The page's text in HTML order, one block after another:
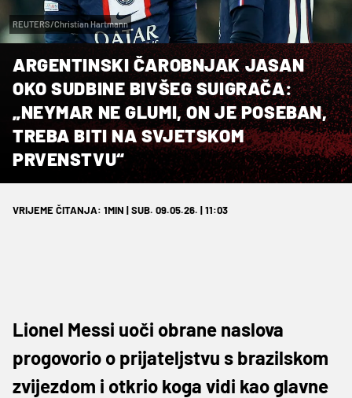
REUTERS/Christian Hartmann
ARGENTINSKI ČAROBNJAK JASAN
OKO SUDBINE BIVŠEG SUIGRAČA:
„NEYMAR NE GLUMI, ON JE POSEBAN,
TREBA BITI NA SVJETSKOM
PRVENSTVU“
VRIJEME ČITANJA: 1MIN | SUB. 09.05.26. | 11:03
Lionel Messi uoči obrane naslova
progovorio o prijateljstvu s brazilskom
zvijezdom i otkrio koga vidi kao glavne